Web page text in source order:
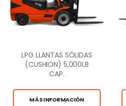
LPG LLANTAS SÓLIDAS
(CUSHION) 5,000LB
CAP.
MÁS INFORMACIÓN